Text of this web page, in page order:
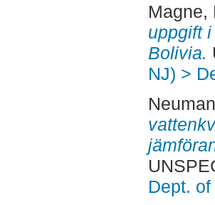
Magne,
uppgift
Bolivia.
NJ) >
Dept.